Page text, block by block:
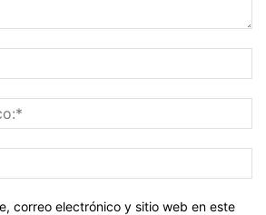
correo electrónico y sitio web en este